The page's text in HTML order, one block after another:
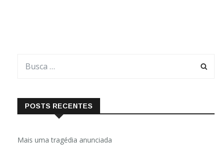
POSTS RECENTES
Mais uma tragédia anunciada